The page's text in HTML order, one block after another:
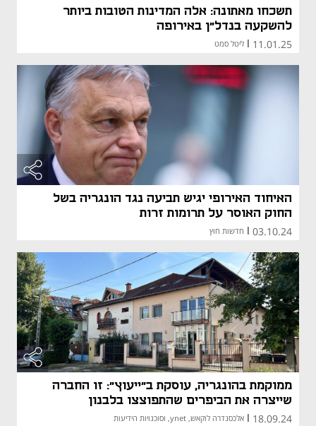
תשכחו מאתונה: אלה המדינות הטובות ביותר
להשקעה בנדל"ן באירופה
11.01.25 ליטל סמט
האיחוד האירופי יגיש תביעה נגד הונגריה בשל
החוק האוסר על תרומות זרות
03.10.24 חדשות חוץ
ממוקמת בהונגריה, עוסקת ב"ייעוץ": זו החברה
שייצרה את הביפרים שהתפוצצו בלבנון
18.09.24
| אלכסנדרה לוקאש, ynet, וסוכנויות הידיעות